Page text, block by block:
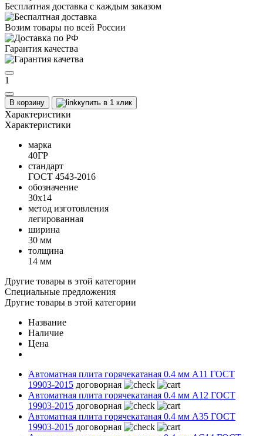
Бесплатная доставка с каждым заказом
Возим товары по всей России
Гарантия качества
1
В корзину купить в 1 клик
Характеристики
Характеристики
марка
40ГР
стандарт
ГОСТ 4543-2016
обозначение
30х14
метод изготовления
легированная
ширина
30 мм
толщина
14 мм
Другие товары в этой категории
Специальные предложения
Другие товары в этой категории
Название
Наличие
Цена
Автоматная плита горячекатаная 0.4 мм А11 ГОСТ
19903-2015 договорная
Автоматная плита горячекатаная 0.4 мм А12 ГОСТ
19903-2015 договорная
Автоматная плита горячекатаная 0.4 мм А35 ГОСТ
19903-2015 договорная